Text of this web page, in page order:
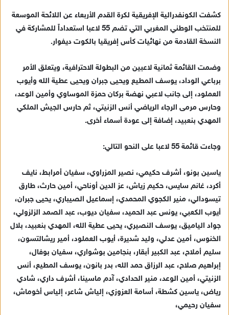
ب
د
ا
إ
ل
ك
ر
كشفت الكونفدرالية الإفريقية لكرة القدم الأربعاء عن اللائحة الموسعة
للمنتخب الوطني المغربي التي تضم 55 لاعبا استعداداً للمشاركة في
النسخة القادمة من نهائيات كأس إفريقيا بالكوت ديفوار.
وضمت القائمة ثمانية لاعبين من البطولة الاحترافية، ويتعلق الأمر
برباعي الوداد، يوسف المطيع ويحيى جبران ويحيى عطية الله وأيوب
العملود، إلى جانب لاعبي نهضة بركان حمزة الموساوي وأمين الوعد،
وحارس مرمى الرجاء الرياضي أنس الزنيتي، ثم حارس الجيش الملكي
المهدي بنعبيد، إضافة إلى عودة أسماء أخرى.
وجاءت قائمة 55 لاعبا على النحو التالي:
ياسين بونو، أشرف حكيمي، نصير المزراوي، سفيان أمرابط، نايف
أكرد، غانم سايس، حكيم زياش، عز الدين أوناحي، أمين حارث، طارق
تيسودالي، منير الكجوي المحمدي، إسماعيل الصيباري، يحيى جبران،
أيوب الكعبي، يونس عبد الحميد، سفيان ديوب، عبد الصمد الزلزولي،
جواد الياميق، يوسف النصيري، يحيى عطية الله، المهدي بنعبيد، بلال
الخنوس، أمين عدلي، وليد شديرة، أيوب العملود، أمير ريشالتسون،
سليم أملاح، عبد الكبير أبقار، بنجامين بوشواري، سفيان بوفال،
إبراهيم صلاح، عبد الرزاق حمد الله، بدر بانون، يوسف المطيع، أنس
الزنيتي، أمين الوعد، منير الحدادي، آدم ماسينا، أشرف داري، شادي
رياض، ياسين كشطة، أسامة العزوزي، إلياش شاعر، إلياس أخوماش،
سفيان رحيمي،